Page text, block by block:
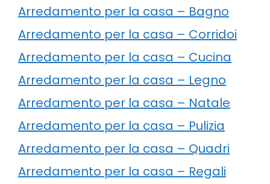
Arredamento per la casa – Bagno
Arredamento per la casa – Corridoi
Arredamento per la casa – Cucina
Arredamento per la casa – Legno
Arredamento per la casa – Natale
Arredamento per la casa – Pulizia
Arredamento per la casa – Quadri
Arredamento per la casa – Regali